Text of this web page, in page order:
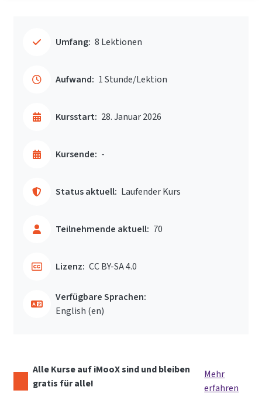
Umfang: 8 Lektionen
Aufwand: 1 Stunde/Lektion
Kursstart: 28. Januar 2026
Kursende: -
Status aktuell: Laufender Kurs
Teilnehmende aktuell: 70
Lizenz: CC BY-SA 4.0
Verfügbare Sprachen:
English ‎(en)‎
Alle Kurse auf iMooX sind und bleiben
gratis für alle!
Mehr
erfahren